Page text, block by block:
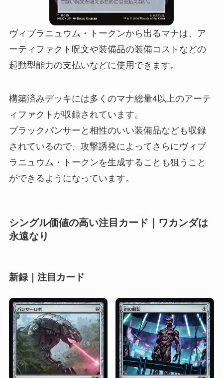
ヴィブラニュウム・トークンから出るマナは、ア
ーティファクト呪文や装備品の装備コストなどの
起動型能力の支払いなどに使用できます。
構築済みデッキには多くのマナ総量4以上のアーテ
ィファクトが収録されています。
ブラックパンサーと相性のいい装備品なども収録
されているので、攻撃誘発によってさらにヴィブ
ラニュウム・トークンを生成することも狙うこと
ができるようになっています。
シングル価値の高い注目カード｜ワカンダは
永遠なり
新録｜注目カード